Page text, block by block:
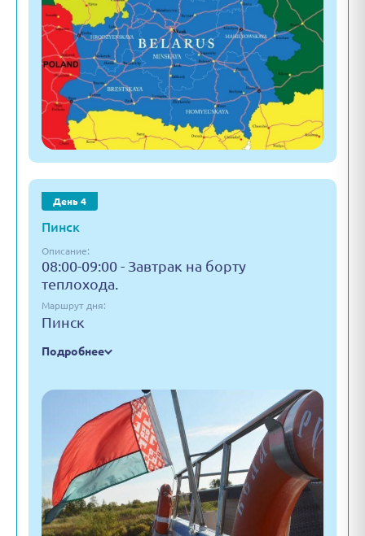
День 4
Пинск
Описание:
08:00-09:00 - Завтрак на борту
теплохода.
Маршрут дня:
Пинск
Подробнее